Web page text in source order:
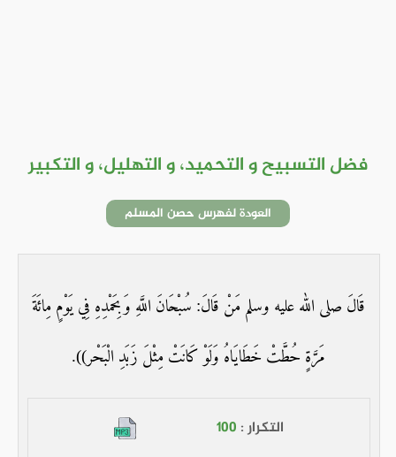
فضل التسبيح و التحميد، و التهليل، و التكبير
العودة لفهرس حصن المسلم
قَالَ صلى الله عليه وسلم مَنْ قَالَ: سُبْحَانَ اللَّهِ وَبِحَمْدِهِ فِي يَوْمٍ مِائَةَ
مَرَّةٍ حُطَّتْ خَطَايَاهُ وَلَوْ كَانَتْ مِثْلَ زَبَدِ الْبَحْر)).
التكرار : 100